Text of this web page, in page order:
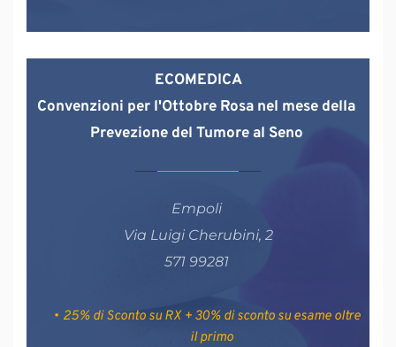
ECOMEDICA
Convenzioni per l'Ottobre Rosa nel mese della
Prevezione del Tumore al Seno
Empoli
Via Luigi Cherubini, 2
571 99281
25% di Sconto su RX + 30% di sconto su esame oltre
il primo